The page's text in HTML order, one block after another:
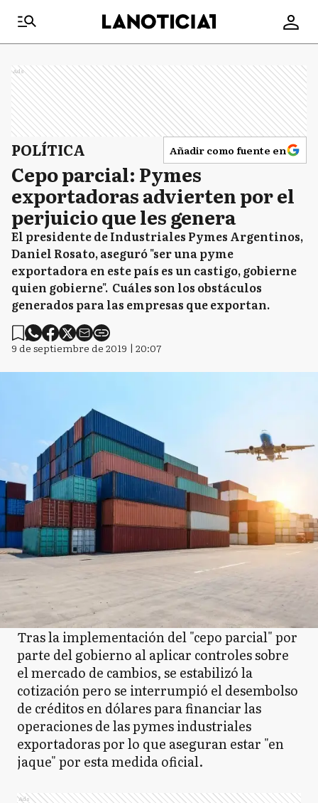
Ads
POLÍTICA Añadir como fuente en
Cepo parcial: Pymes
exportadoras advierten por el
perjuicio que les genera
El presidente de Industriales Pymes Argentinos,
Daniel Rosato, aseguró "ser una pyme
exportadora en este país es un castigo, gobierne
quien gobierne". Cuáles son los obstáculos
generados para las empresas que exportan.
9 de septiembre de 2019 | 20:07
Tras la implementación del "cepo parcial" por
parte del gobierno al aplicar controles sobre
el mercado de cambios, se estabilizó la
cotización pero se interrumpió el desembolso
de créditos en dólares para financiar las
operaciones de las pymes industriales
exportadoras por lo que aseguran estar "en
jaque" por esta medida oficial.
Ads